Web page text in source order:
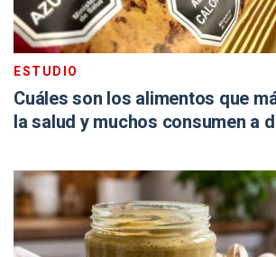
ESTUDIO
Cuáles son los alimentos que
la salud y muchos consumen a